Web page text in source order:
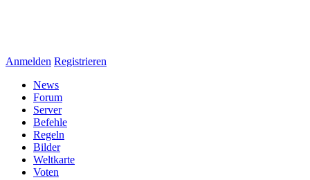
Anmelden Registrieren
News
Forum
Server
Befehle
Regeln
Bilder
Weltkarte
Voten